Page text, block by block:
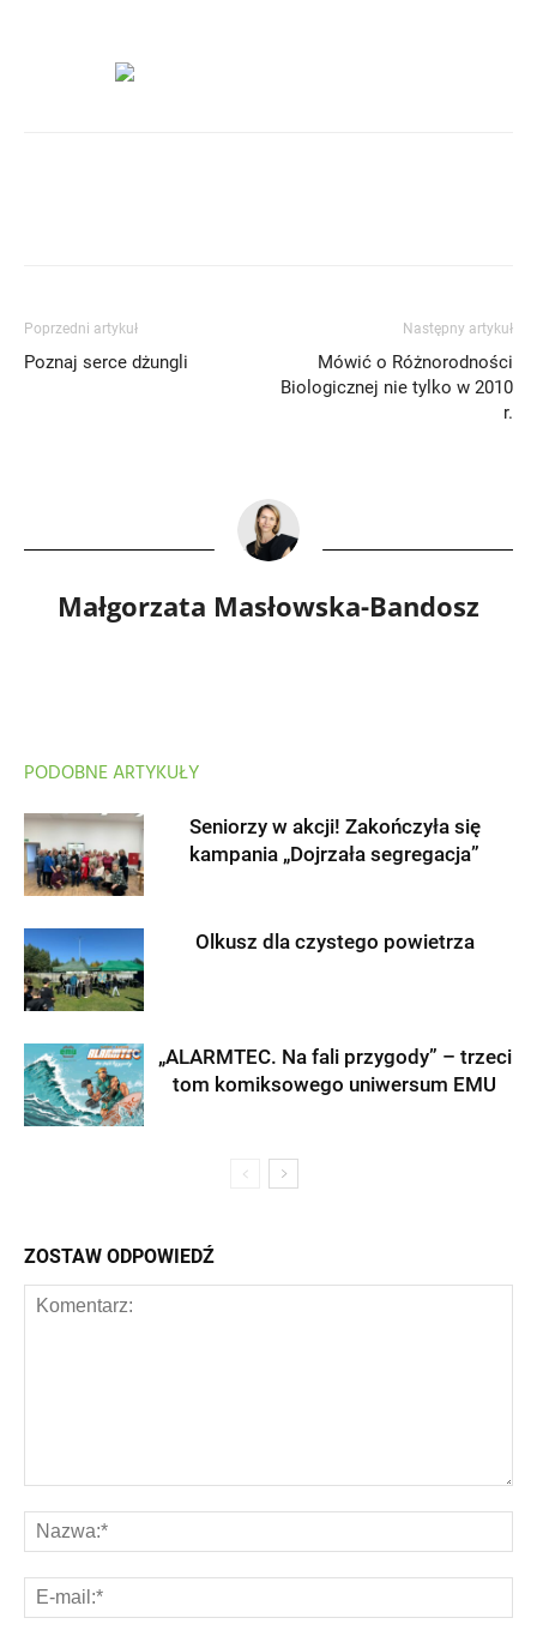
Poprzedni artykuł
Poznaj serce dżungli
Następny artykuł
Mówić o Różnorodności
Biologicznej nie tylko w 2010
r.
Małgorzata Masłowska-Bandosz
PODOBNE ARTYKUŁY
Seniorzy w akcji! Zakończyła się
kampania „Dojrzała segregacja”
Olkusz dla czystego powietrza
„ALARMTEC. Na fali przygody” – trzeci
tom komiksowego uniwersum EMU
ZOSTAW ODPOWIEDŹ